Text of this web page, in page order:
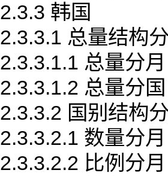
2.3.3 韩国
2.3.3.1 总量结构
2.3.3.1.1 总量分月
2.3.3.1.2 总量分国
2.3.3.2 国别结构
2.3.3.2.1 数量分月
2.3.3.2.2 比例分月